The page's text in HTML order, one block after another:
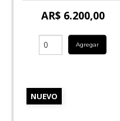
AR$ 6.200,00
Agregar
NUEVO